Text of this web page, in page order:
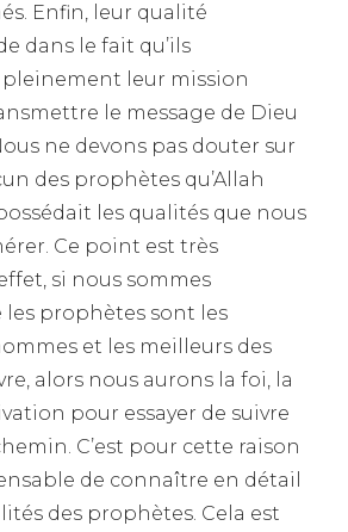
Enfin, leur qualité
dans le fait qu’ils
leur mission
le message de Dieu
ne devons pas douter sur
des prophètes qu’Allah
les qualités que nous
Ce point est très
si nous sommes
les prophètes sont les
et les meilleurs des
alors nous aurons la foi, la
pour essayer de suivre
C’est pour cette raison
de connaître en détail
des prophètes. Cela est